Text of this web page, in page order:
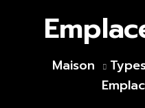
Maison